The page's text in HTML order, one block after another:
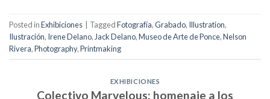
Posted inExhibiciones TaggedFotografía,Grabado, Illustration,
Ilustración, Irene Delano, Jack Delano,Museo de Arte de Ponce,Nelson
Rivera,Photography,Printmaking
EXHIBICIONES
Colectivo Marvelous: homenaje a los